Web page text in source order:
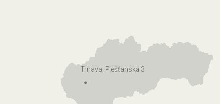
Trnava, Piešťanská 3